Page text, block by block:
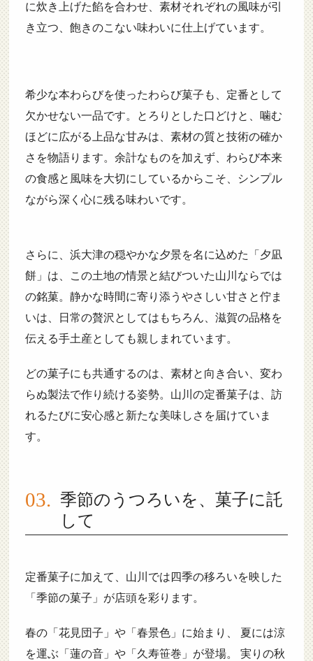
に炊き上げた餡を合わせ、素材それぞれの風味が引
き立つ、飽きのこない味わいに仕上げています。
希少な本わらびを使ったわらび菓子も、定番として
欠かせない一品です。とろりとした口どけと、噛む
ほどに広がる上品な甘みは、素材の質と技術の確か
さを物語ります。余計なものを加えず、わらび本来
の食感と風味を大切にしているからこそ、シンプル
ながら深く心に残る味わいです。
さらに、浜大津の穏やかな夕景を名に込めた「夕凪
餅」は、この土地の情景と結びついた山川ならでは
の銘菓。静かな時間に寄り添うやさしい甘さと佇ま
いは、日常の贅沢としてはもちろん、滋賀の品格を
伝える手土産としても親しまれています。
どの菓子にも共通するのは、素材と向き合い、変わ
らぬ製法で作り続ける姿勢。山川の定番菓子は、訪
れるたびに安心感と新たな美味しさを届けていま
す。
季節のうつろいを、菓子に託
して
定番菓子に加えて、山川では四季の移ろいを映した
「季節の菓子」が店頭を彩ります。
春の「花見団子」や「春景色」に始まり、 夏には涼
を運ぶ「蓮の音」や「久寿笹巻」が登場。 実りの秋